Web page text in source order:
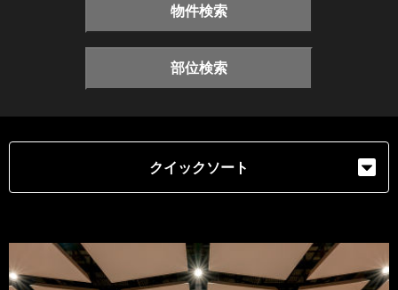
物件検索
部位検索
クイックソート